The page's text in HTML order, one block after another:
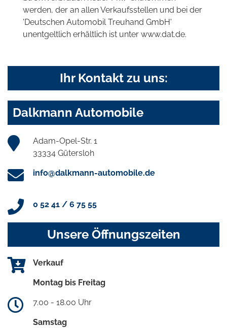
werden, der an allen Verkaufsstellen und bei der
'Deutschen Automobil Treuhand GmbH'
unentgeltlich erhältlich ist unter www.dat.de.
Ihr Kontakt zu uns:
Dalkmann Automobile
Adam-Opel-Str. 1
33334 Gütersloh
info@dalkmann-automobile.de
0 52 41 / 6 75 55
Unsere Öffnungszeiten
Verkauf
Montag bis Freitag
7.00 - 18.00 Uhr
Samstag